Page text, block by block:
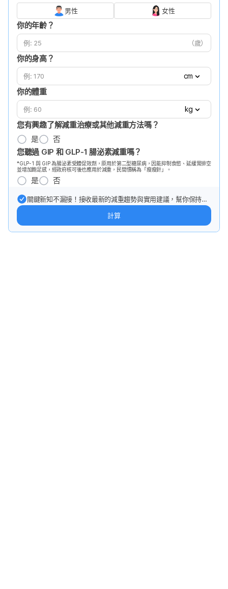
男性 女性
你的年齡？
（歲）
你的身高？
cm
你的體重
kg
您有興趣了解減重治療或其他減重方法嗎？
是
否
您聽過 GIP 和 GLP-1 腸泌素減重嗎？
*GLP-1 與 GIP 為腸泌素受體促效劑，原用於第二型糖尿病，因能抑制食慾、延緩胃排空
並增加飽足感，經政府核可後也應用於減重，民間慣稱為「瘦瘦針」。
是 否
關鍵新知不漏接！接收最新的減重趨勢與實用建議，幫你保持最
計算